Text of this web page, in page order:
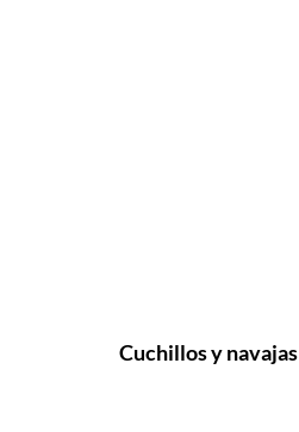
Cuchillos y navajas